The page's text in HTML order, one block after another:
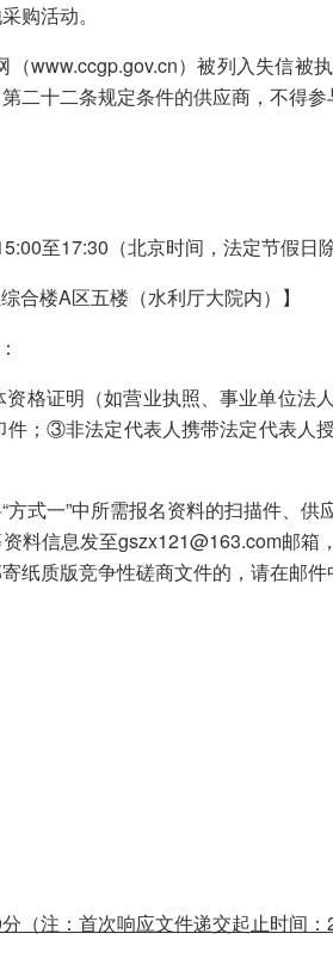
购活动。
www.ccgp.gov.cn）被列入失信
十二条规定条件的供应商，不得参
至17:30（北京时间，法定节假日除
合楼A区五楼（水利厅大院内）】
格证明（如营业执照、事业单位
；③非法定代表人携带法定代表人
式一”中所需报名资料的扫描件、
料信息发至gszx121@163.com邮
质版竞争性磋商文件的，请在邮件
（注：首次响应文件递交起止时间：